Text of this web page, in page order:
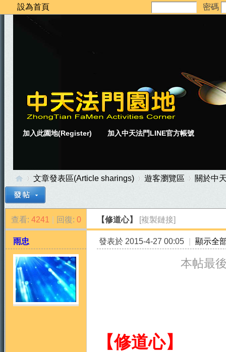
設為首頁 密碼
加入此園地(Register) 加入中天法門LINE官方帳號
中»
文章發表區(Article sharings) 遊客瀏覽區 關於中
查看: 4241 回復: 0 【修道心】 [複製鏈接]
雨忠 發表於 2015-4-27 00:05 顯示全
本帖最
【修道心】